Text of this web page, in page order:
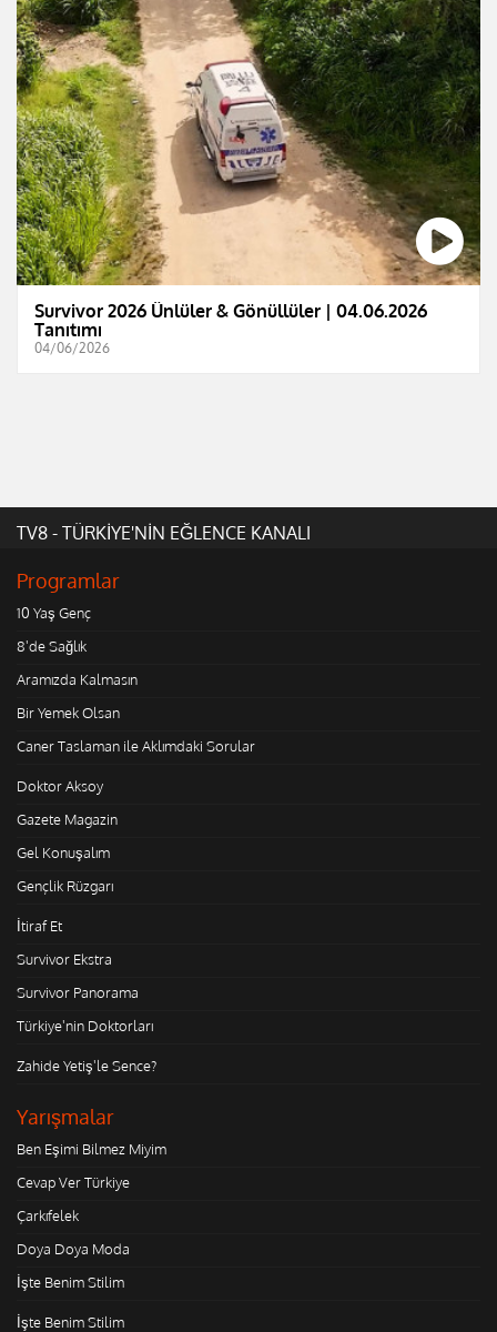
Survivor 2026 Ünlüler & Gönüllüler | 04.06.2026
Tanıtımı
04/06/2026
TV8 - TÜRKİYE'NİN EĞLENCE KANALI
Programlar
10 Yaş Genç
8'de Sağlık
Aramızda Kalmasın
Bir Yemek Olsan
Caner Taslaman ile Aklımdaki Sorular
Doktor Aksoy
Gazete Magazin
Gel Konuşalım
Gençlik Rüzgarı
İtiraf Et
Survivor Ekstra
Survivor Panorama
Türkiye'nin Doktorları
Zahide Yetiş'le Sence?
Yarışmalar
Ben Eşimi Bilmez Miyim
Cevap Ver Türkiye
Çarkıfelek
Doya Doya Moda
İşte Benim Stilim
İşte Benim Stilim